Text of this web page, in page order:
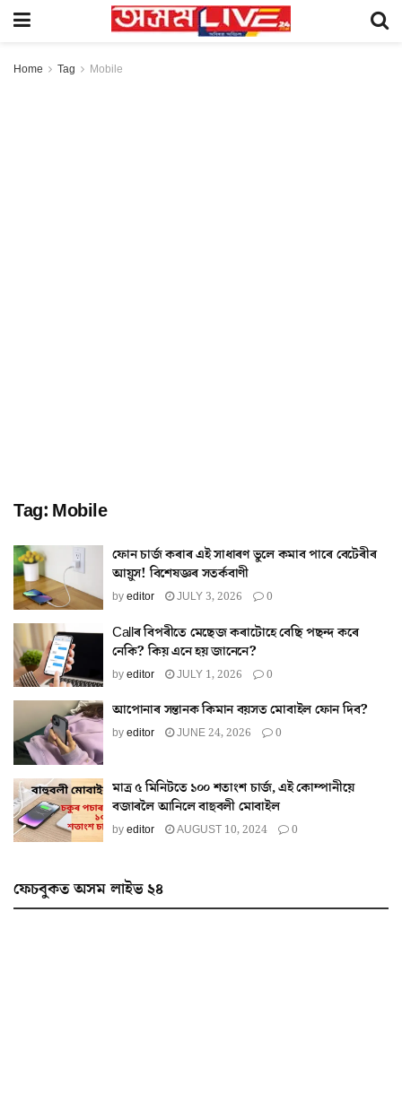
Home Tag Mobile
Tag: Mobile
ফোন চাৰ্জ কৰাৰ এই সাধাৰণ ভুলে কমাব পাৰে বেটেৰীৰ
আয়ুস! বিশেষজ্ঞৰ সতৰ্কবাণী
byeditor JULY 3, 2026 0
Callৰ বিপৰীতে মেছেজ কৰাটোহে বেছি পছন্দ কৰে
নেকি? কিয় এনে হয় জানেনে?
byeditor JULY 1, 2026 0
আপোনাৰ সন্তানক কিমান বয়সত মোবাইল ফোন দিব?
byeditor JUNE 24, 2026 0
মাত্ৰ ৫ মিনিটতে ১০০ শতাংশ চাৰ্জ, এই কোম্পানীয়ে
বজাৰলৈ আনিলে বাহুবলী মোবাইল
byeditor AUGUST 10, 2024 0
ফেচবুকত অসম লাইভ ২৪